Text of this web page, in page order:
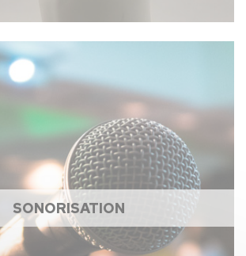
SONORISATION